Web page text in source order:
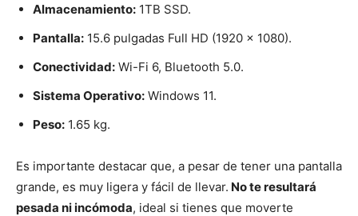
Almacenamiento: 1TB SSD.
Pantalla: 15.6 pulgadas Full HD (1920 x 1080).
Conectividad: Wi-Fi 6, Bluetooth 5.0.
Sistema Operativo: Windows 11.
Peso: 1.65 kg.
Es importante destacar que, a pesar de tener una pantalla
grande, es muy ligera y fácil de llevar. No te resultará
pesada ni incómoda, ideal si tienes que moverte